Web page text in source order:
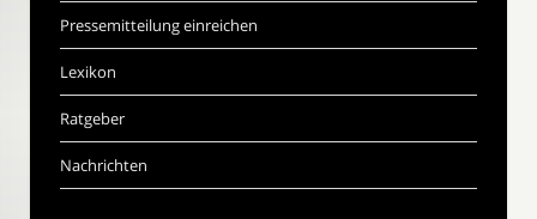
Pressemitteilung einreichen
Lexikon
Ratgeber
Nachrichten